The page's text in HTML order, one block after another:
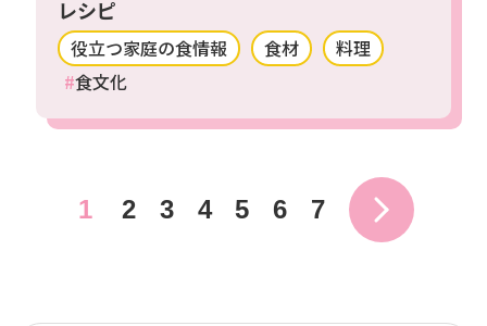
レシピ
役立つ家庭の食情報 食材
料理
食文化
1 2 3 4 5 6 7